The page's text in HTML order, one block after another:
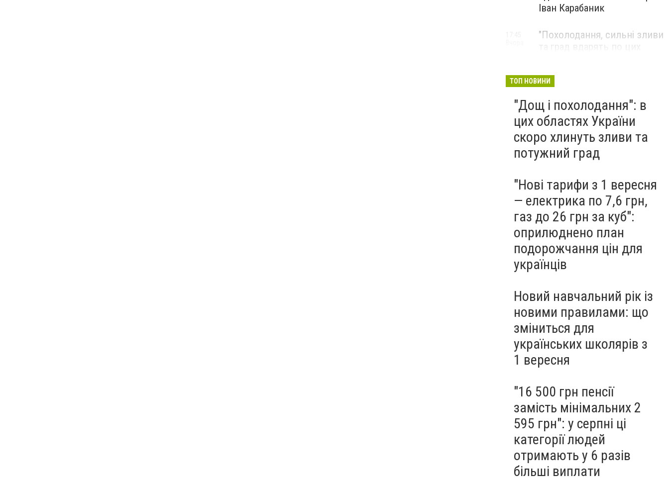
Іван Карабаник
"Похолодання, сильні зливи
та шквальний вітер
ТОП НОВИНИ
"Дощ і похолодання": в
цих областях України
скоро хлинуть зливи та
потужний град
"Нові тарифи з 1 вересня
— електрика по 7,6 грн,
газ до 26 грн за куб":
оприлюднено план
подорожчання цін для
українців
Новий навчальний рік із
новими правилами: що
зміниться для
українських школярів з
1 вересня
"16 500 грн пенсії
замість мінімальних 2
595 грн": у серпні ці
категорії людей
отримають у 6 разів
більші виплати